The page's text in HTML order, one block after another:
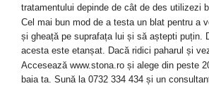
tratamentului depinde de cât de des
Cel mai bun mod de a testa un blat pentru a
și gheață pe suprafața lui și să aștepti puțin.
acesta este etanșat. Dacă ridici paharul și
Accesează www.stona.ro și alege din peste
baia ta. Sună la 0732 334 434 și un